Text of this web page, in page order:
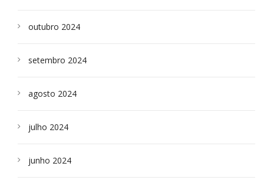
outubro 2024
setembro 2024
agosto 2024
julho 2024
junho 2024